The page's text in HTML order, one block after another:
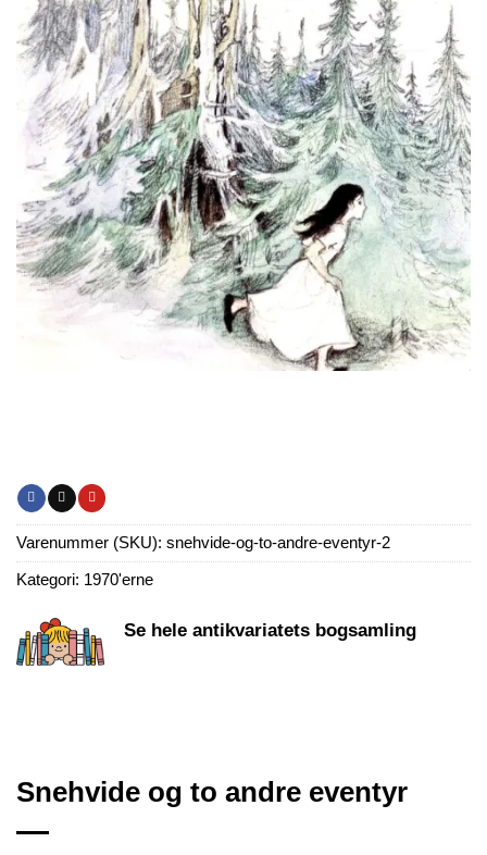
Varenummer (SKU): snehvide-og-to-andre-eventyr-2
Kategori: 1970'erne
Se hele antikvariatets bogsamling
Snehvide og to andre eventyr